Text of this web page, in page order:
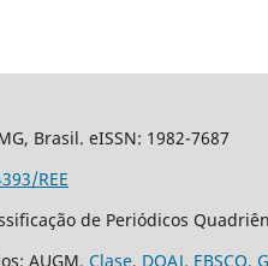
Brasil. eISSN: 1982-7687
REE
de Periódicos
AUGM, Clase, DOAJ, EBSCO,